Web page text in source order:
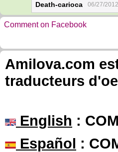
Death-carioca 06/27/
Comment on Facebook
Amilova.com
traducteurs
English :
Español :